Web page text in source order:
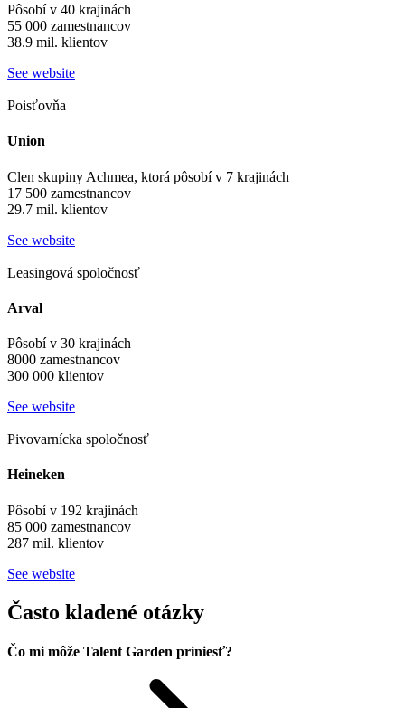
Pôsobí v 40 krajinách
55 000 zamestnancov
38.9 mil. klientov
See website
Poisťovňa
Union
Clen skupiny Achmea, ktorá pôsobí v 7 krajinách
17 500 zamestnancov
29.7 mil. klientov
See website
Leasingová spoločnosť
Arval
Pôsobí v 30 krajinách
8000 zamestnancov
300 000 klientov
See website
Pivovarnícka spoločnosť
Heineken
Pôsobí v 192 krajinách
85 000 zamestnancov
287 mil. klientov
See website
Často kladené otázky
Čo mi môže Talent Garden priniesť?